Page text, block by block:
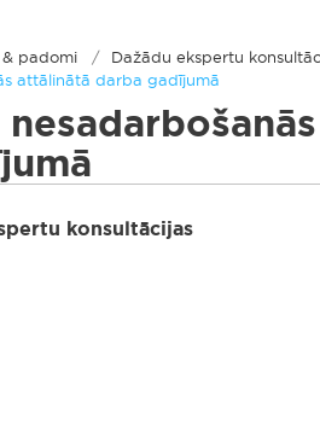
padomi
Dažādu ekspertu
attālinātā darba gadījumā
konsultācijas